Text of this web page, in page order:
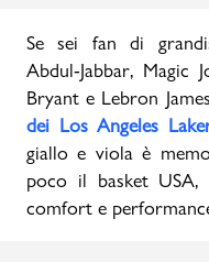
Se sei fan di
Abdul-Jabbar, Magic
Bryant e Lebron
dei Los Angeles
giallo e viola è
poco il basket USA,
comfort e